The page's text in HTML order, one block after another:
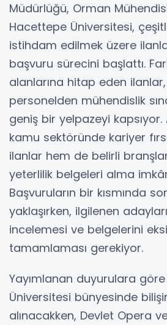
Müdürlüğü, Orman
Hacettepe Üniversitesi,
istihdam edilmek üzere
başvuru sürecini başlattı.
alanlarına hitap eden
personelden mühendislik
geniş bir yelpazeyi
kamu sektöründe kariyer
ilanlar hem de belirli
yeterlilik belgeleri alma
Başvuruların bir kısmında
yaklaşırken, ilgilenen
incelemesi ve belgelerini
tamamlaması gerekiyor.
Yayımlanan duyurulara
Üniversitesi bünyesinde
alınacakken, Devlet Opera